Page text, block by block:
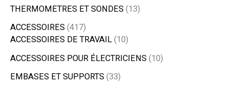
THERMOMETRES ET SONDES 13
ACCESSOIRES 417
ACCESSOIRES DE TRAVAIL 10
ACCESSOIRES POUR ÉLECTRICIENS 10
EMBASES ET SUPPORTS 33